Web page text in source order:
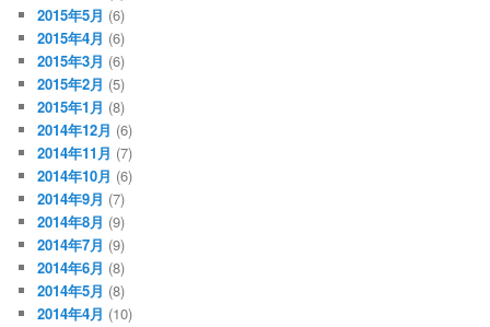
2015年5月 (6)
2015年4月 (6)
2015年3月 (6)
2015年2月 (5)
2015年1月 (8)
2014年12月 (6)
2014年11月 (7)
2014年10月 (6)
2014年9月 (7)
2014年8月 (9)
2014年7月 (9)
2014年6月 (8)
2014年5月 (8)
2014年4月 (10)